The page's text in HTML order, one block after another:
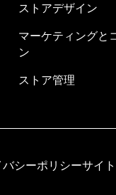
ストアデザイン
マーケティングと
ン
ストア管理
バシーポリシーサイ